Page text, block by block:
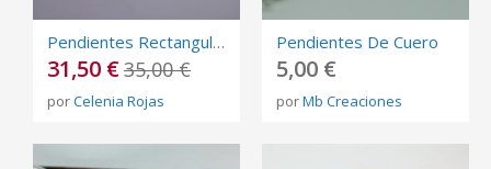
Pendientes Rectangulares De Bronce Y Plata
31,50 €35,00 €
porCelenia Rojas
Pendientes De Cuero
5,00 €
porMb Creaciones